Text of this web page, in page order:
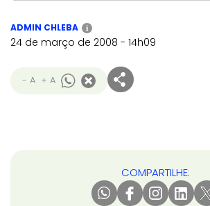
ADMIN CHLEBA i
24 de março de 2008 - 14h09
- A + A
COMPARTILHE: